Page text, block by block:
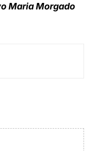
Maria Morgado